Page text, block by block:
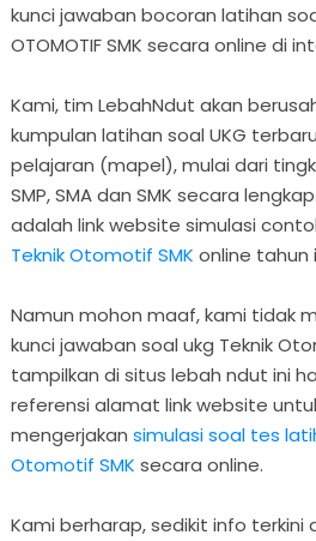
kunci jawaban bocoran latihan
OTOMOTIF SMK secara online di
Kami, tim LebahNdut akan
kumpulan latihan soal UKG
pelajaran (mapel), mulai dari
SMP, SMA dan SMK secara
adalah link website simulasi
Teknik Otomotif SMK online tahun
Namun mohon maaf, kami tidak
kunci jawaban soal ukg Teknik
tampilkan di situs lebah ndut ini
referensi alamat link website
mengerjakan simulasi soal tes
Otomotif SMK secara online.
Kami berharap, sedikit info